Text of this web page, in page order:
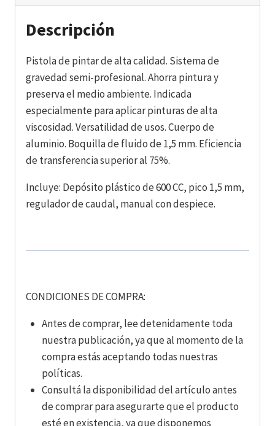
Descripción
Pistola de pintar de alta calidad. Sistema de
gravedad semi-profesional. Ahorra pintura y
preserva el medio ambiente. Indicada
especialmente para aplicar pinturas de alta
viscosidad. Versatilidad de usos. Cuerpo de
aluminio. Boquilla de fluido de 1,5 mm. Eficiencia
de transferencia superior al 75%.
Incluye: Depósito plástico de 600 CC, pico 1,5 mm,
regulador de caudal, manual con despiece.
CONDICIONES DE COMPRA:
Antes de comprar, lee detenidamente toda
nuestra publicación, ya que al momento de la
compra estás aceptando todas nuestras
políticas.
Consultá la disponibilidad del artículo antes
de comprar para asegurarte que el producto
esté en existencia, ya que disponemos